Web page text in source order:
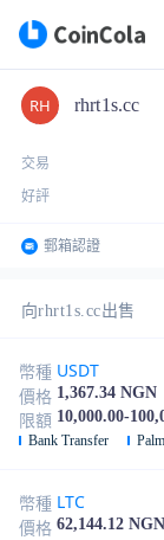
rhrt1s.cc
交易
好評
郵箱認證
向rhrt1s.cc出售
幣種 USDT
價格 1,367.34 NGN
限額 10,000.00-
Bank Transfer
幣種 LTC
價格 62,144.12 NGN